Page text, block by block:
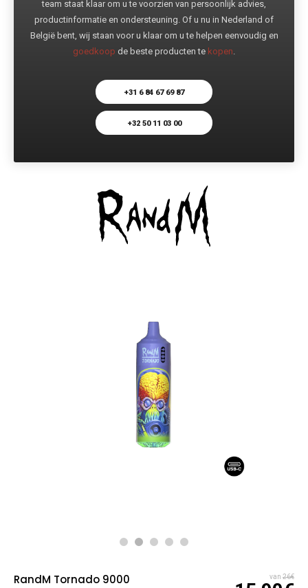
team staat klaar om u te voorzien van persoonlijk advies,
productinformatie en ondersteuning. Of u nu in Nederland of
België bent, wij staan voor u klaar om u te helpen eenvoudig en
goedkoop de beste producten te kopen.
+31 6 84 67 69 87
+32 50 11 03 00
RandM Tornado 9000 van 26€